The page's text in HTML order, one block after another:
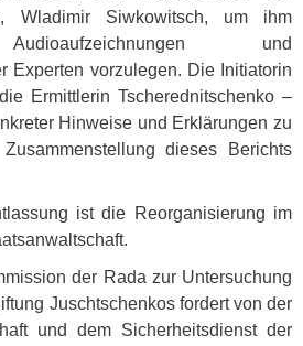
Wladimir Siwkowitsch, um ihm
und
Experten vorzulegen. Die Initiatorin
Ermittlerin Tscherednitschenko –
Hinweise und Erklärungen zu
dieses Berichts
ist die Reorganisierung im
der Rada zur Untersuchung
Juschtschenkos fordert von der
und dem Sicherheitsdienst der